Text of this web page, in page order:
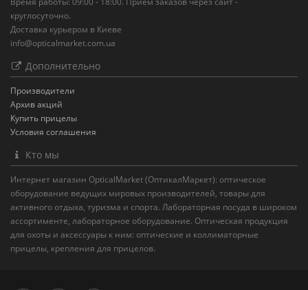
круглосуточно.
Доставка курьером в Киеве
info@opticalmarket.com.ua
Дополнительно
Производители
Архив акций
Купить прицелы
Условия соглашения
Кто мы
Интернет магазин OpticalMarket (ОптикалМаркет): оптическое
оборудование ведущих мировых производителей, товары для
активного отдыха, туризма и спорта. Лабораторная посуда в широком
ассортименте, лабораторное оборудование. Оптическая продукция
для охоты и аксессуары к ним: оптические и коллиматорные
прицелы, крепления для прицелов.